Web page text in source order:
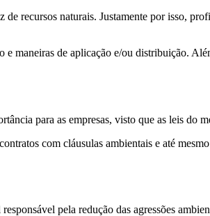
recursos naturais. Justamente por isso,
maneiras de aplicação e/ou distribuição.
para as empresas, visto que as leis do
com cláusulas ambientais e até
pela redução das agressões